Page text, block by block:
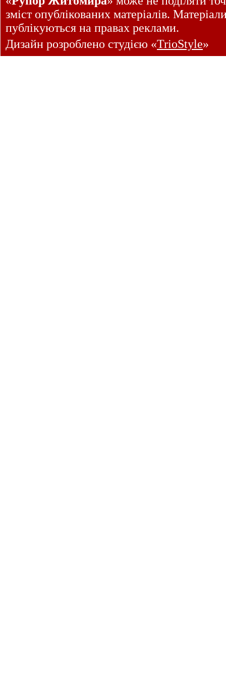
зміст опублікованих матеріалів.
публікуються на правах реклами.
Дизайн розроблено студією «TrioStyle»